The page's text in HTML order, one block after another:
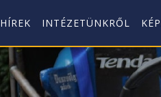
HÍREK INTÉZETÜNKRŐL